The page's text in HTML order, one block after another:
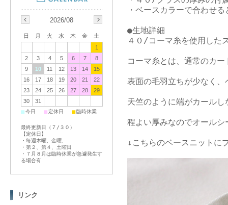
・ベースカラーで合わせ
●生地詳細
４０/コーマ糸を使用した
コーマ糸とは、通常のカ
表面の毛羽立ちが少なく
天竺のように端がカール
程よい厚みなのでオール
↓こちらのベースニットに
2026/08
日 月 火 水 木 金
土
1
2
3 4 5 6 7
8
9
10 11 12 13 14
15
16
17 18 19 20 21
22
23
24 25 26 27 28
29
30
31
■今日 ■定休日 ■臨時休業
最終更新日（７/３０）
【定休日】
・毎週木曜、金曜、
・第２、第４、土曜日
・７月８月は臨時休業が急遽発生す
る場合有
リンク